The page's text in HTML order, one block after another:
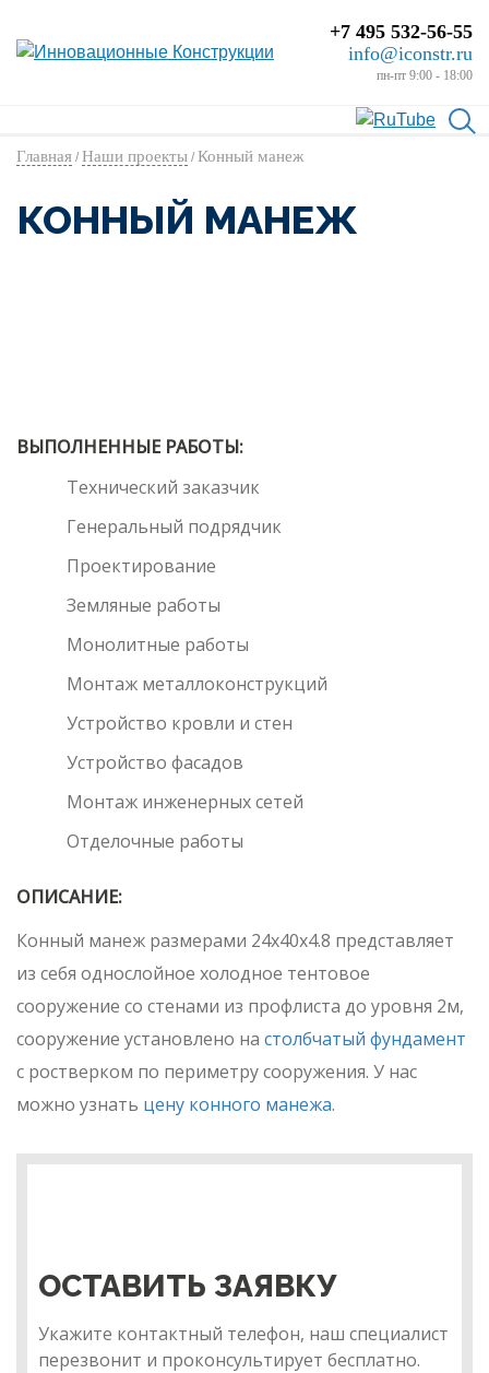
+7 495 532-56-55
info@iconstr.ru
пн-пт 9:00 - 18:00
Главная / Наши проекты / Конный манеж
КОННЫЙ МАНЕЖ
ВЫПОЛНЕННЫЕ РАБОТЫ:
Технический заказчик
Генеральный подрядчик
Проектирование
Земляные работы
Монолитные работы
Монтаж металлоконструкций
Устройство кровли и стен
Устройство фасадов
Монтаж инженерных сетей
Отделочные работы
ОПИСАНИЕ:
Конный манеж размерами 24х40х4.8 представляет
из себя однослойное холодное тентовое
сооружение со стенами из профлиста до уровня 2м,
сооружение установлено на столбчатый фундамент
с ростверком по периметру сооружения. У нас
можно узнать цену конного манежа.
ОСТАВИТЬ ЗАЯВКУ
Укажите контактный телефон, наш специалист
перезвонит и проконсультирует бесплатно.